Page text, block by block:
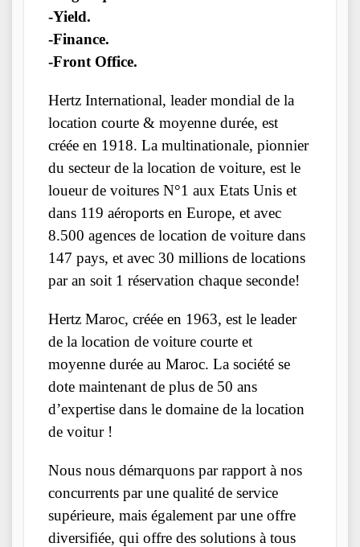
-Yield.
-Finance.
-Front Office.
Hertz International, leader mondial de la
location courte & moyenne durée, est
créée en 1918. La multinationale, pionnier
du secteur de la location de voiture, est le
loueur de voitures N°1 aux Etats Unis et
dans 119 aéroports en Europe, et avec
8.500 agences de location de voiture dans
147 pays, et avec 30 millions de locations
par an soit 1 réservation chaque seconde!
Hertz Maroc, créée en 1963, est le leader
de la location de voiture courte et
moyenne durée au Maroc. La société se
dote maintenant de plus de 50 ans
d’expertise dans le domaine de la location
de voitur !
Nous nous démarquons par rapport à nos
concurrents par une qualité de service
supérieure, mais également par une offre
diversifiée, qui offre des solutions à tous